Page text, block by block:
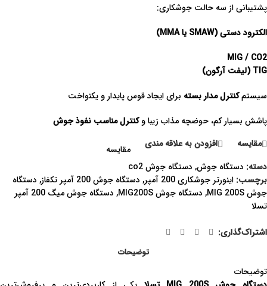
پشتیبانی از سه حالت جوشکاری:
الکترود دستی (SMAW یا MMA)
MIG / CO2
TIG (لیفت آرگون)
سیستمکنترل مدار بسته برای ایجاد قوس پایدار و یکنواخت
پاشش بسیار کم، حوضچه مذاب زیبا وکنترل مناسب نفوذ جوش
مقايسه
افزودن به علاقه مندی
مقایسه
دسته: دستگاه جوش, دستگاه جوش co2
برچسب: اینورتر جوشکاری 200 آمپر , دستگاه جوش 200 آمپر تکفاز , دستگاه
جوش MIG 200S
, دستگاه جوش MIG200S ,
دستگاه جوش میگ 200 آمپر
تسلا
اشتراک‌گذاری:
توضیحات
توضیحات